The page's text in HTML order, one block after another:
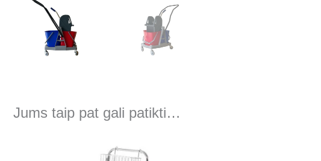
Jums taip pat gali patikti…